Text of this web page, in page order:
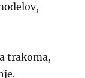
trakoma,